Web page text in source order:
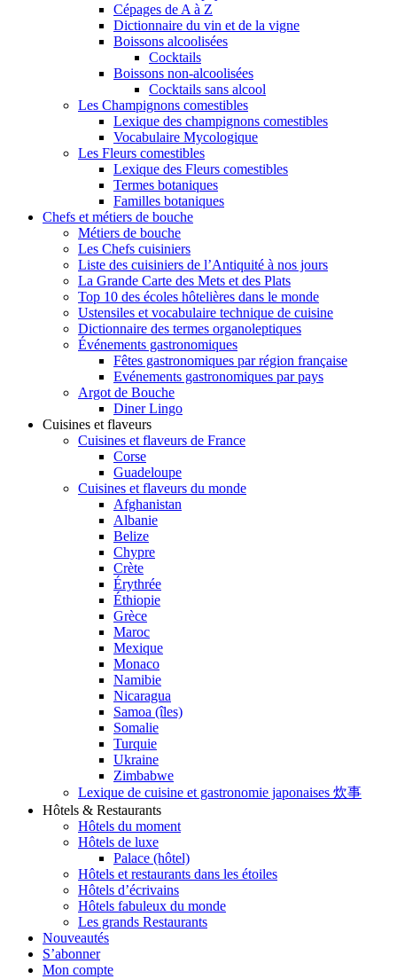
Cépages de A à Z
Dictionnaire du vin et de la vigne
Boissons alcoolisées
Cocktails
Boissons non-alcoolisées
Cocktails sans alcool
Les Champignons comestibles
Lexique des champignons comestibles
Vocabulaire Mycologique
Les Fleurs comestibles
Lexique des Fleurs comestibles
Termes botaniques
Familles botaniques
Chefs et métiers de bouche
Métiers de bouche
Les Chefs cuisiniers
Liste des cuisiniers de l’Antiquité à nos jours
La Grande Carte des Mets et des Plats
Top 10 des écoles hôtelières dans le monde
Ustensiles et vocabulaire technique de cuisine
Dictionnaire des termes organoleptiques
Événements gastronomiques
Fêtes gastronomiques par région française
Evénements gastronomiques par pays
Argot de Bouche
Diner Lingo
Cuisines et flaveurs
Cuisines et flaveurs de France
Corse
Guadeloupe
Cuisines et flaveurs du monde
Afghanistan
Albanie
Belize
Chypre
Crète
Érythrée
Éthiopie
Grèce
Maroc
Mexique
Monaco
Namibie
Nicaragua
Samoa (îles)
Somalie
Turquie
Ukraine
Zimbabwe
Lexique de cuisine et gastronomie japonaises 炊事
Hôtels & Restaurants
Hôtels du moment
Hôtels de luxe
Palace (hôtel)
Hôtels et restaurants dans les étoiles
Hôtels d’écrivains
Hôtels fabuleux du monde
Les grands Restaurants
Nouveautés
S’abonner
Mon compte